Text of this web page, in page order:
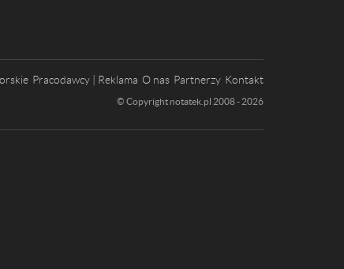
Pracodawcy | Reklama O nas Partnerzy Kontakt
© Copyright notatek.pl 2008 - 2026